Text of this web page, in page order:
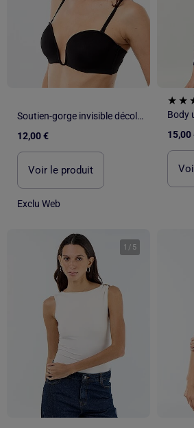
Soutien-gorge invisible décolleté plongeant
12,00 €
Voir le produit
Exclu Web
Body
15,00
1 / 5